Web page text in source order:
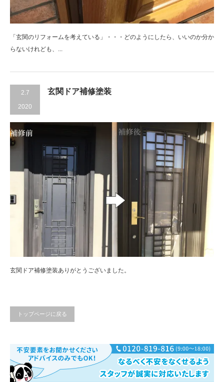
「玄関のリフォームを考えている」・・・どのようにしたら、いいのか分か
らないけれども、...
2.7
2020
玄関ドア補修塗装
玄関ドア補修塗装ありがとうございました。
トップページに戻る